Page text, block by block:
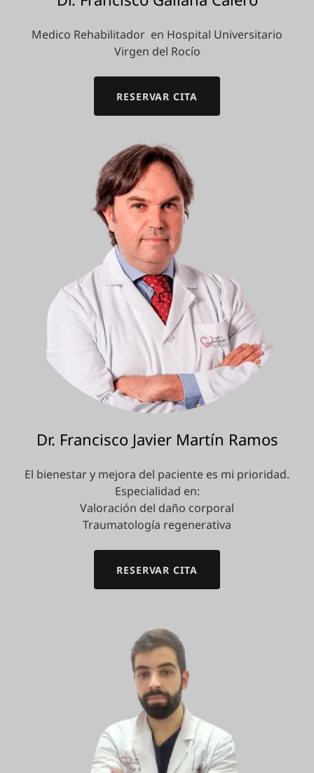
Medico Rehabilitador en Hospital Universitario
Virgen del Rocío
RESERVAR CITA
Dr. Francisco Javier Martín Ramos
El bienestar y mejora del paciente es mi prioridad.
Especialidad en:
Valoración del daño corporal
Traumatología regenerativa
RESERVAR CITA